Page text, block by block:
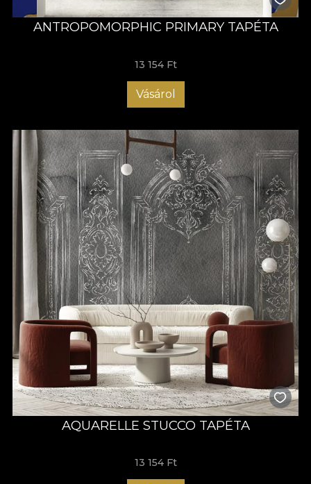
ANTROPOMORPHIC PRIMARY TAPÉTA
13 154 Ft
Vásárol
AQUARELLE STUCCO TAPÉTA
13 154 Ft